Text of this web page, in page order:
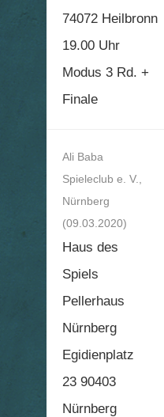
74072 Heilbronn
19.00 Uhr
Modus 3 Rd. +
Finale
Ali Baba
Spieleclub e. V.,
Nürnberg
(09.03.2020)
Haus des
Spiels
Pellerhaus
Nürnberg
Egidienplatz
23 90403
Nürnberg